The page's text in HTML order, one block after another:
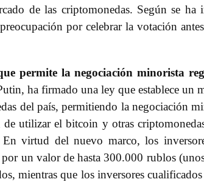
de las criptomonedas. Según se ha
por celebrar la votación
permite la negociación minorista
ha firmado una ley que establece un
del país, permitiendo la negociación
utilizar el bitcoin y otras
En virtud del nuevo marco, los
un valor de hasta 300.000 rublos
mientras que los inversores